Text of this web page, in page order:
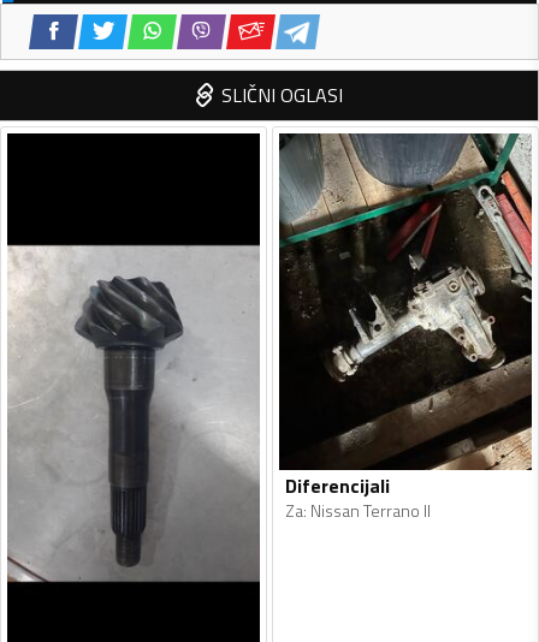
SLIČNI OGLASI
Diferencijali
Za: Nissan Terrano II